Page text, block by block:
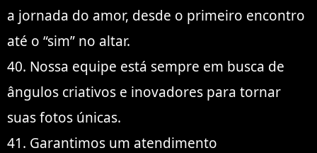
a jornada do amor, desde o primeiro encontro
até o “sim” no altar.
40. Nossa equipe está sempre em busca de
ângulos criativos e inovadores para tornar
suas fotos únicas.
41. Garantimos um atendimento